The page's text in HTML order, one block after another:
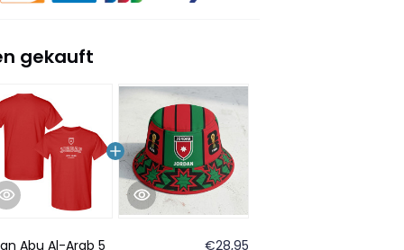
gekauft
Abu Al-Arab 5
€28,95